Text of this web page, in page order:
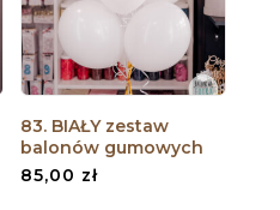
83. BIAŁY zestaw
balonów gumowych
85,00 zł